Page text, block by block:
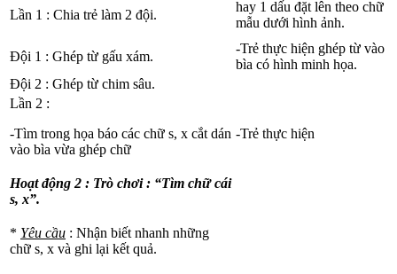
Lần 1 : Chia trẻ làm 2 đội.
hay 1 dấu đặt lên theo chữ
mẫu dưới hình ảnh.
Đội 1 : Ghép từ gấu xám.
-Trẻ thực hiện ghép từ vào
bìa có hình minh họa.
Đội 2 : Ghép từ chim sâu.
Lần 2 :
-Tìm trong họa báo các chữ s, x cắt dán
vào bìa vừa ghép chữ
-Trẻ thực hiện
Hoạt động 2 : Trò chơi : “Tìm chữ cái
s, x”.
* Yêu cầu : Nhận biết nhanh những
chữ s, x và ghi lại kết quả.